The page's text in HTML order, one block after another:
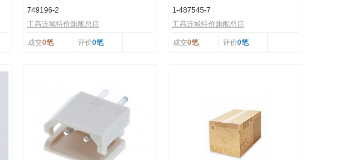
749196-2
工高连城特价旗舰总店
成交0笔 评价0笔
1-487545-7
工高连城特价旗舰总店
成交0笔 评价0笔